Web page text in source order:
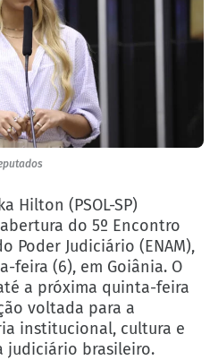
Hilton (PSOL-SP)
do 5º Encontro
Poder Judiciário (ENAM),
feira (6), em Goiânia. O
a próxima quinta-feira
voltada para a
institucional, cultura e
judiciário brasileiro.